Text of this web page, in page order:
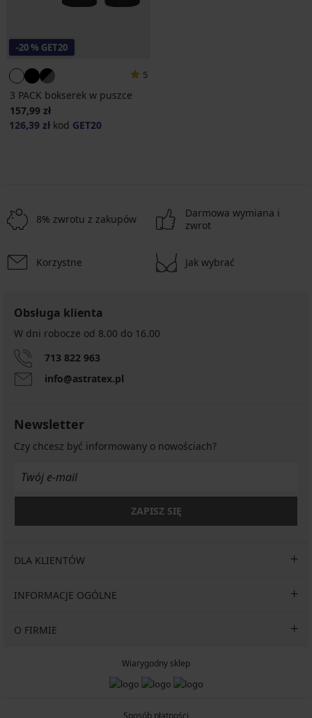
-20 % GET20
5
3 PACK bokserek w puszce
157,99 zł
126,39 zł kod GET20
8% zwrotu z zakupów
Darmowa wymiana i
zwrot
Korzystne Jak wybrać
Obsługa klienta
W dni robocze od 8.00 do 16.00
713 822 963
info@astratex.pl
Newsletter
Czy chcesz być informowany o nowościach?
ZAPISZ SIĘ
DLA KLIENTÓW
INFORMACJE OGÓLNE
O FIRMIE
Wiarygodny sklep
Sposób płatności